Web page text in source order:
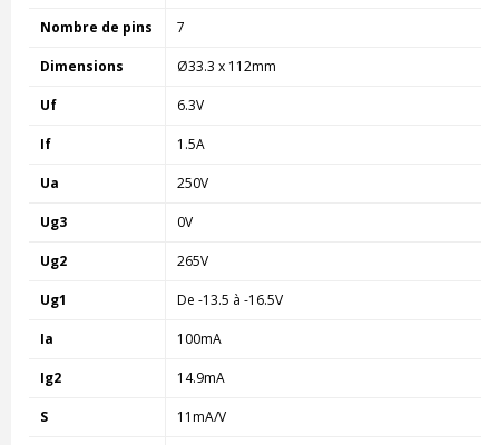
Nombre de pins 7
Dimensions Ø33.3 x 112mm
Uf 6.3V
If 1.5A
Ua 250V
Ug3 0V
Ug2 265V
Ug1 De -13.5 à -16.5V
Ia 100mA
Ig2 14.9mA
S 11mA/V